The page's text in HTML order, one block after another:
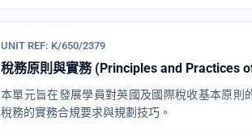
UNIT REF: K/650/2379
稅務原則與實務 (Principles and Practices
本單元旨在發展學員對英國及國際稅收基本原則
稅務的實務合規要求與規劃技巧。